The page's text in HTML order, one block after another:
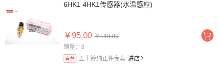
6HK1 4HK1传感器(水温感应)
￥95.00 ￥110.00
销量：8
自营 五十铃纯正件专卖 进店